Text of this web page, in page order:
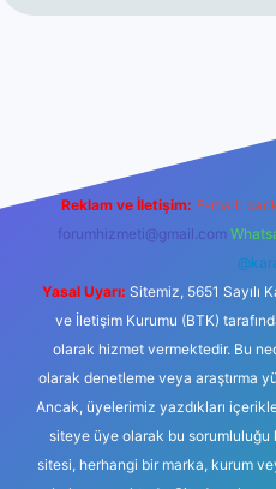
Reklam ve İletişim: E-mail:
forumhizmeti@gmail.com
Yasal Uyarı: Sitemiz, 5651 Sayılı
ve İletişim Kurumu (BTK)
olarak hizmet vermektedir. Bu
olarak denetleme veya araştırma
Ancak, üyelerimiz yazdıkları
siteye üye olarak bu sorumluluğu
sitesi, herhangi bir marka, kurum